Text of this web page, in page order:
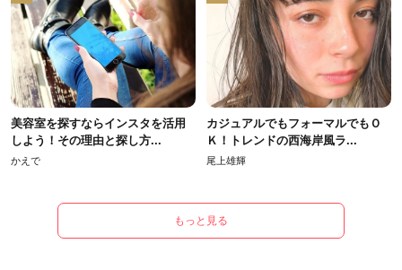
美容室を探すならインスタを活用
しよう！その理由と探し方...
かえで
カジュアルでもフォーマルでもＯ
Ｋ！トレンドの西海岸風ラ...
尾上雄輝
もっと見る